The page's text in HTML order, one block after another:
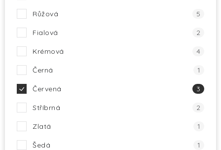
Růžová 5
Fialová 2
Krémová 4
Černá 1
Červená 3
Stříbrná 2
Zlatá 1
Šedá 1